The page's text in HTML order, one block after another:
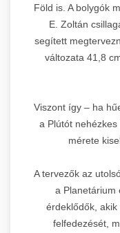
Föld is. A bolygók
E. Zoltán
segített
változata 41,8
Viszont így – ha
a Plútót
mérete
A tervezők az
a Planetárium
érdeklődők,
felfedezését,